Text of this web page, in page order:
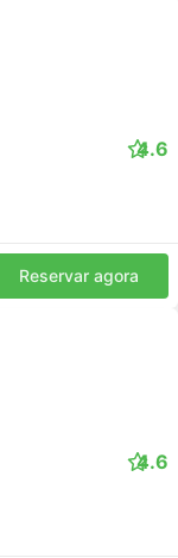
4.6
Reservar agora
4.6